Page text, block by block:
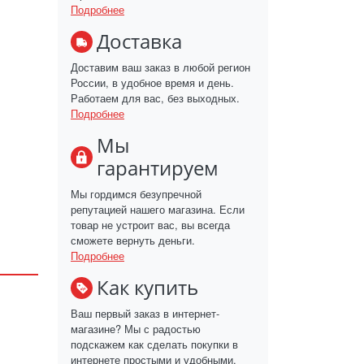
Подробнее
Доставка
Доставим ваш заказ в любой регион
России, в удобное время и день.
Работаем для вас, без выходных.
Подробнее
Мы
гарантируем
Мы гордимся безупречной
репутацией нашего магазина. Если
товар не устроит вас, вы всегда
сможете вернуть деньги.
Подробнее
Как купить
Ваш первый заказ в интернет-
магазине? Мы с радостью
подскажем как сделать покупки в
интернете простыми и удобными.